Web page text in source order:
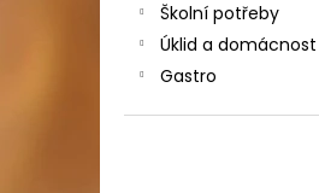
Školní potřeby
Úklid a domácnost
Gastro